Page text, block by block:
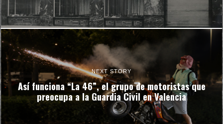
NEXT STORY
Así funciona “La 46”, el grupo de motoristas que
preocupa a la Guardia Civil en Valencia